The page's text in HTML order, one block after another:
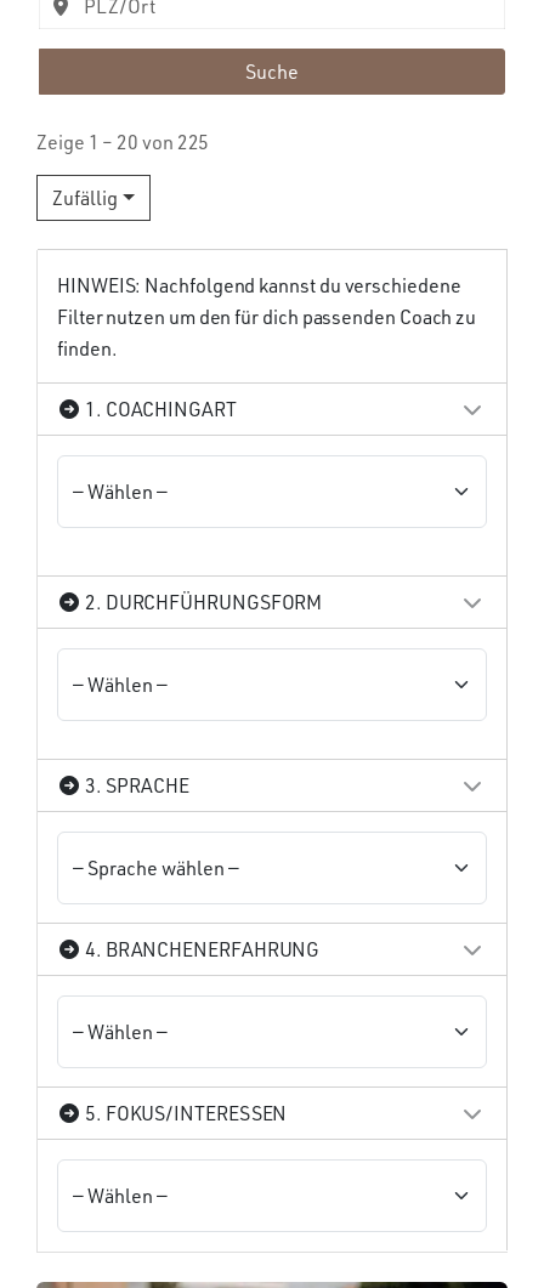
Suche
Zeige 1 – 20 von 225
Zufällig
HINWEIS: Nachfolgend kannst du verschiedene
Filter nutzen um den für dich passenden Coach zu
finden.
1. COACHINGART
2. DURCHFÜHRUNGSFORM
3. SPRACHE
4. BRANCHENERFAHRUNG
5. FOKUS/INTERESSEN